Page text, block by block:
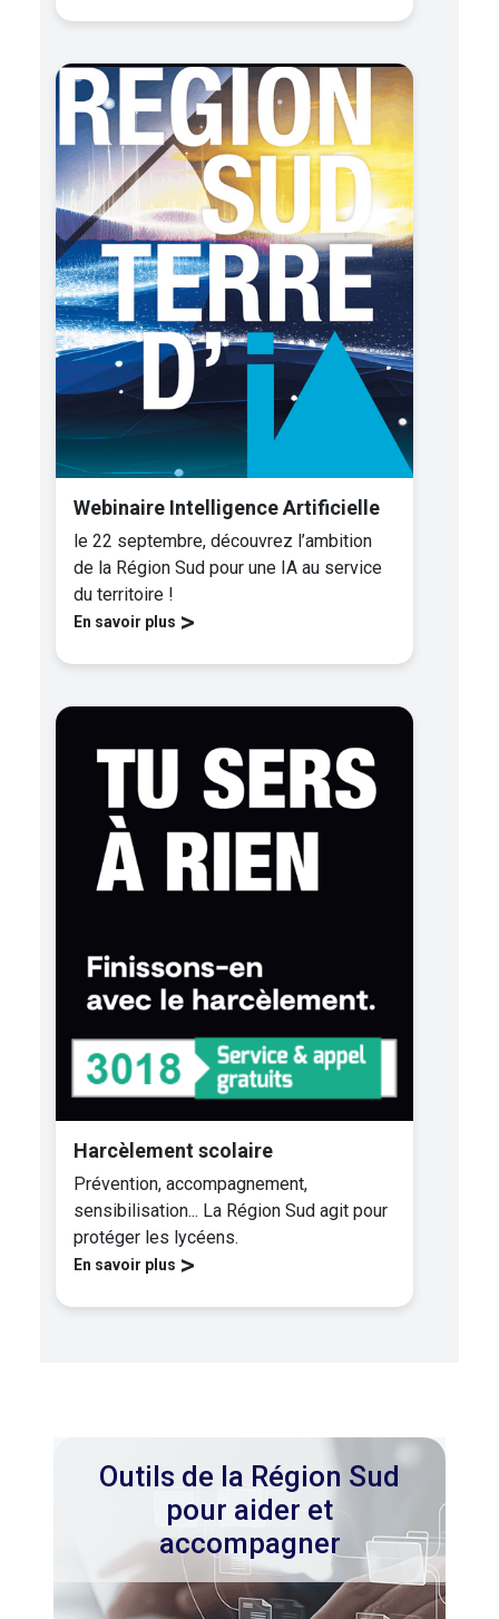
Webinaire Intelligence Artificielle
le 22 septembre, découvrez l’ambition
de la Région Sud pour une IA au service
du territoire !
En savoir plus >
Harcèlement scolaire
Prévention, accompagnement,
sensibilisation... La Région Sud agit pour
protéger les lycéens.
En savoir plus >
Outils de la Région Sud
pour aider et
accompagner